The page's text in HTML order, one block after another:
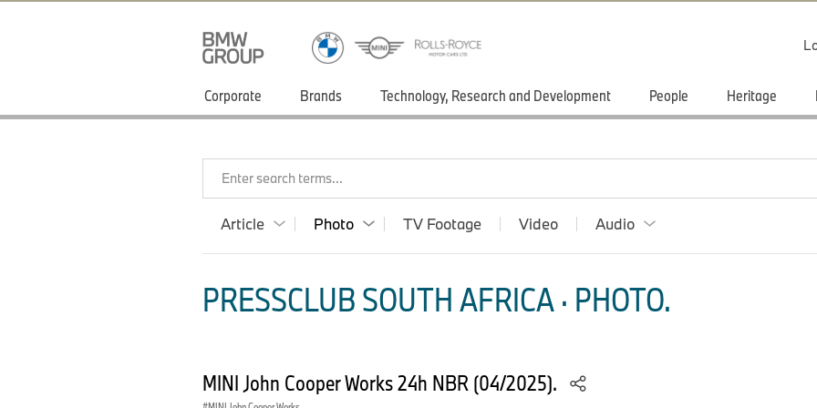
Corporate Brands Technology, Research and Development People Heritage
Enter search terms...
Article Photo TV Footage Video Audio
PRESSCLUB SOUTH AFRICA · PHOTO.
MINI John Cooper Works 24h NBR (04/2025).